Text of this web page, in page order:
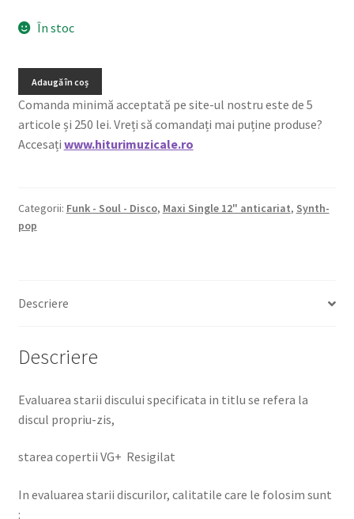
În stoc
Adaugă în coș
Comanda minimă acceptată pe site-ul nostru este de 5
articole și 250 lei. Vreți să comandați mai puține produse?
Accesați www.hiturimuzicale.ro
Categorii: Funk - Soul - Disco, Maxi Single 12" anticariat, Synth-
pop
Descriere
Descriere
Evaluarea starii discului specificata in titlu se refera la
discul propriu-zis,
starea copertii VG+ Resigilat
In evaluarea starii discurilor, calitatile care le folosim sunt
: